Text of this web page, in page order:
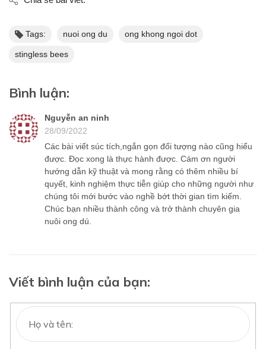
Tags: nuoi ong du ong khong ngoi dot
stingless bees
Bình luận:
Nguyễn an ninh
28/09/2022
Các bài viết súc tích,ngắn gọn đối tượng nào cũng hiểu
được. Đọc xong là thực hành được. Cám ơn người
hướng dẫn kỹ thuật và mong rằng có thêm nhiều bí
quyết, kinh nghiệm thực tiễn giúp cho những người như
chúng tôi mới bước vào nghề bớt thời gian tìm kiếm.
Chúc bạn nhiều thành công và trở thành chuyên gia
nuôi ong dú.
Viết bình luận của bạn: